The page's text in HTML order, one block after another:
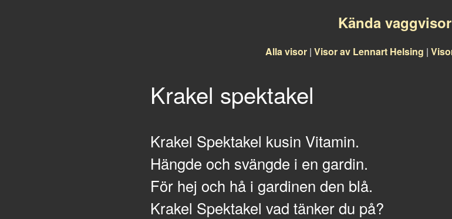
Kända vaggvisor
Alla visor| Visor av Lennart Helsing |
Krakel spektakel
Krakel Spektakel kusin Vitamin.
Hängde och svängde i en gardin.
För hej och hå i gardinen den blå.
Krakel Spektakel vad tänker du på?